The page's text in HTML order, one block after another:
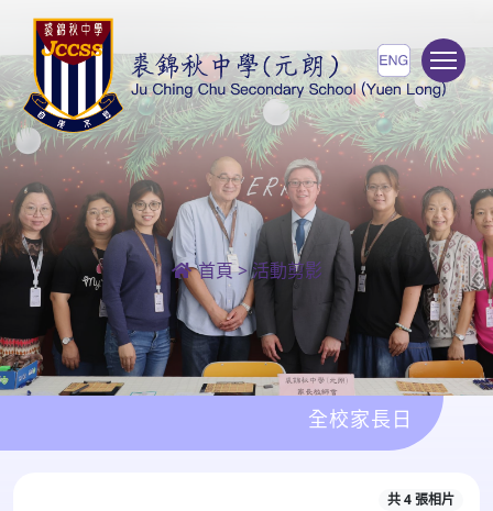
首頁>活動剪影
全校家長日
共 4 張相片